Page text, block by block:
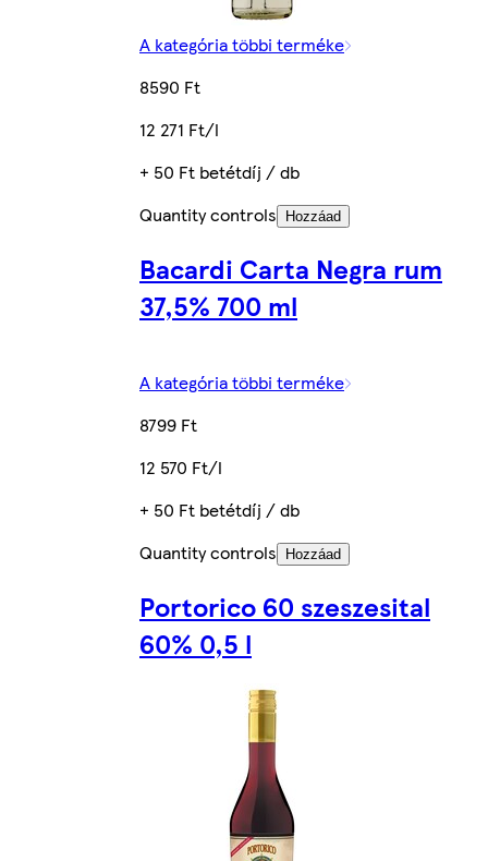
A kategória többi terméke
8590 Ft
12 271 Ft/l
+ 50 Ft betétdíj / db
Quantity controls
Hozzáad
Bacardi Carta Negra rum
37,5% 700 ml
A kategória többi terméke
8799 Ft
12 570 Ft/l
+ 50 Ft betétdíj / db
Quantity controls
Hozzáad
Portorico 60 szeszesital
60% 0,5 l